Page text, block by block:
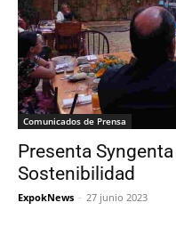
Comunicados de Prensa
Presenta
Sostenibilidad
ExpokNews - 27 junio 2023